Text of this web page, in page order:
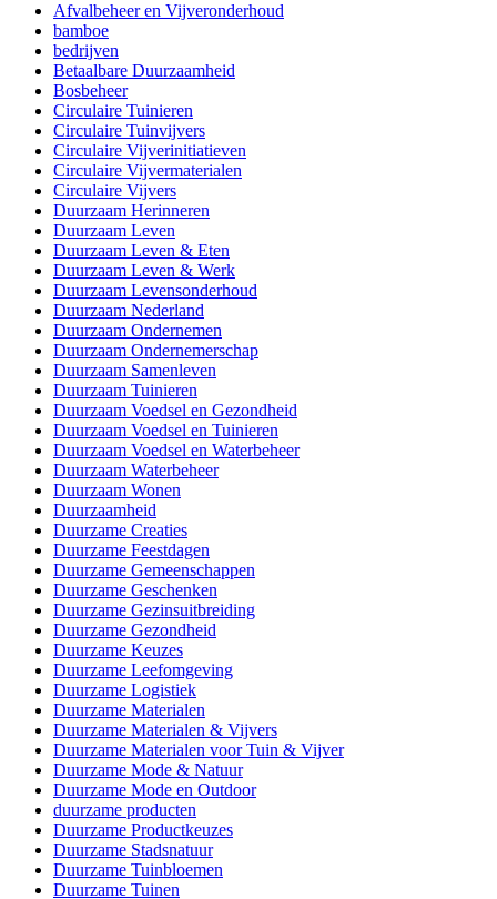
Afvalbeheer en Vijveronderhoud
bamboe
bedrijven
Betaalbare Duurzaamheid
Bosbeheer
Circulaire Tuinieren
Circulaire Tuinvijvers
Circulaire Vijverinitiatieven
Circulaire Vijvermaterialen
Circulaire Vijvers
Duurzaam Herinneren
Duurzaam Leven
Duurzaam Leven & Eten
Duurzaam Leven & Werk
Duurzaam Levensonderhoud
Duurzaam Nederland
Duurzaam Ondernemen
Duurzaam Ondernemerschap
Duurzaam Samenleven
Duurzaam Tuinieren
Duurzaam Voedsel en Gezondheid
Duurzaam Voedsel en Tuinieren
Duurzaam Voedsel en Waterbeheer
Duurzaam Waterbeheer
Duurzaam Wonen
Duurzaamheid
Duurzame Creaties
Duurzame Feestdagen
Duurzame Gemeenschappen
Duurzame Geschenken
Duurzame Gezinsuitbreiding
Duurzame Gezondheid
Duurzame Keuzes
Duurzame Leefomgeving
Duurzame Logistiek
Duurzame Materialen
Duurzame Materialen & Vijvers
Duurzame Materialen voor Tuin & Vijver
Duurzame Mode & Natuur
Duurzame Mode en Outdoor
duurzame producten
Duurzame Productkeuzes
Duurzame Stadsnatuur
Duurzame Tuinbloemen
Duurzame Tuinen